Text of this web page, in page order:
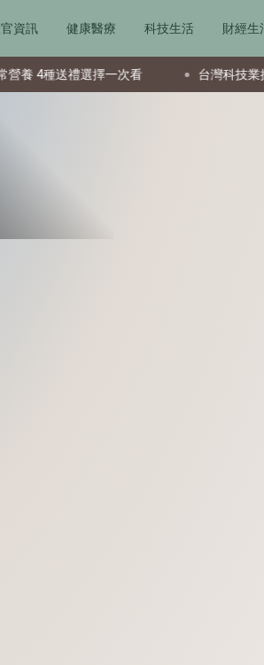
資訊 健康醫療 科技生活 財經生
禮選擇一次看 台灣科技業搶攻太空